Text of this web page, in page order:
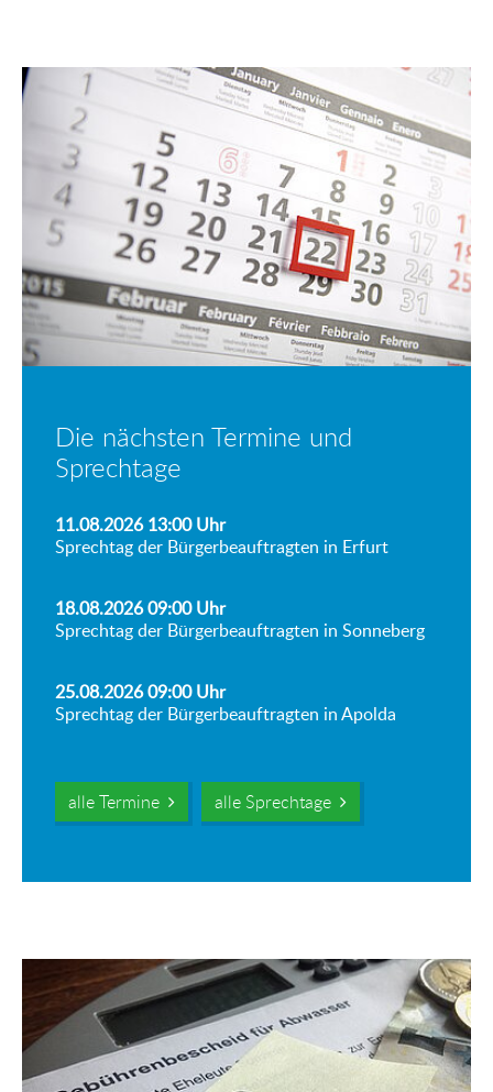
Die nächsten Termine und
Sprechtage
11.08.2026 13:00Uhr
Sprechtag der Bürgerbeauftragten in Erfurt
18.08.2026 09:00Uhr
Sprechtag der Bürgerbeauftragten in Sonneberg
25.08.2026 09:00Uhr
Sprechtag der Bürgerbeauftragten in Apolda
alle Termine alle Sprechtage